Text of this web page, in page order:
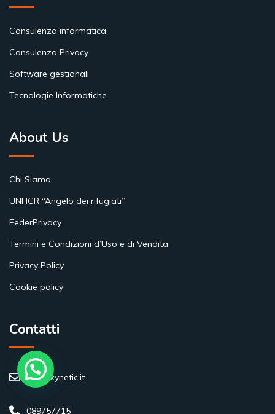
Consulenza informatica
Consulenza Privacy
Software gestionali
Tecnologie Informatiche
About Us
Chi Siamo
UNHCR “Angelo dei rifugiati”
FederPrivacy
Termini e Condizioni d’Uso e di Vendita
Privacy Policy
Cookie policy
Contatti
info@kynetic.it
089757715